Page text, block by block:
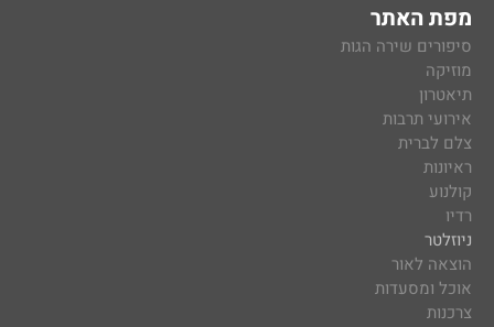
מפת האתר
סיפורים שירה הגות
מוזיקה
תיאטרון
אירועי תרבות
צלם לברית
ראיונות
קולנוע
רדיו
ניוזלטר
הוצאה לאור
אוכל ומסעדות
צרכנות